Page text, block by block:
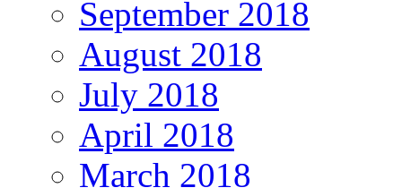
September 2018
August 2018
July 2018
April 2018
March 2018